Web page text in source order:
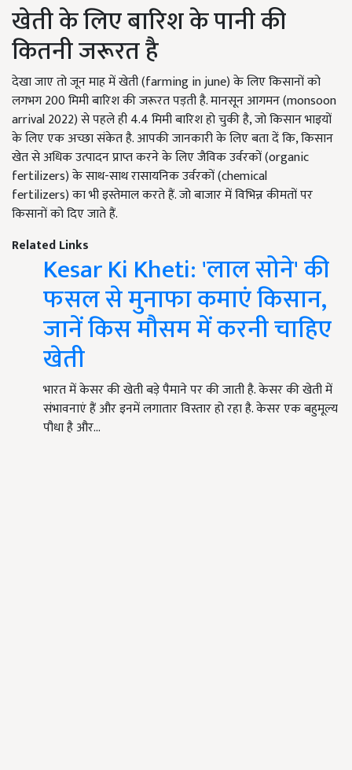
खेती के लिए बारिश के पानी की
कितनी जरूरत है
देखा जाए तो जून माह में खेती (farming in june) के लिए किसानों को
लगभग 200 मिमी बारिश की जरूरत पड़ती है. मानसून आगमन (monsoon
arrival 2022) से पहले ही 4.4 मिमी बारिश हो चुकी है, जो किसान भाइयों
के लिए एक अच्छा संकेत है. आपकी जानकारी के लिए बता दें कि, किसान
खेत से अधिक उत्पादन प्राप्त करने के लिए जैविक उर्वरकों (organic
fertilizers) के साथ-साथ रासायनिक उर्वरकों (chemical
fertilizers) का भी इस्तेमाल करते हैं. जो बाजार में विभिन्न कीमतों पर
किसानों को दिए जाते हैं.
Related Links
Kesar Ki Kheti: 'लाल सोने' की
फसल से मुनाफा कमाएं किसान,
जानें किस मौसम में करनी चाहिए
खेती
भारत में केसर की खेती बड़े पैमाने पर की जाती है. केसर की खेती में
संभावनाएं हैं और इनमें लगातार विस्तार हो रहा है. केसर एक बहुमूल्य
पौधा है और…